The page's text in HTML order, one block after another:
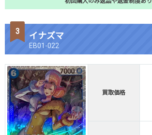
イナズマ
EB01-022
買取価格